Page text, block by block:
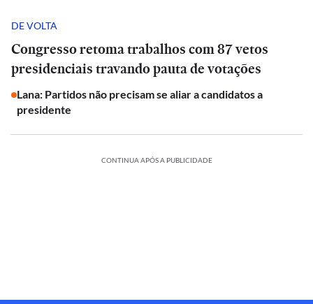
DE VOLTA
Congresso retoma trabalhos com 87 vetos
presidenciais travando pauta de votações
Lana: Partidos não precisam se aliar a candidatos a
presidente
CONTINUA APÓS A PUBLICIDADE